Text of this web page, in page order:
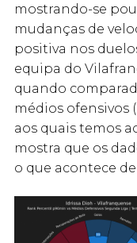
mostrando-se
mudanças de
positiva nos
equipa do
quando
médios ofensivos
aos quais temos
mostra que os
o que acontece